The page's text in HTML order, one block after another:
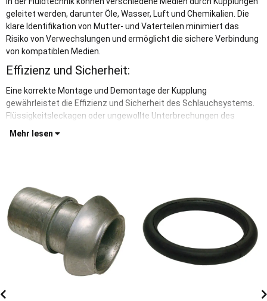
geleitet werden, darunter Öle, Wasser, Luft und Chemikalien. Die
klare Identifikation von Mutter- und Vaterteilen minimiert das
Risiko von Verwechslungen und ermöglicht die sichere Verbindung
von kompatiblen Medien.
Effizienz und Sicherheit:
Eine korrekte Montage und Demontage der Kupplung
gewährleistet die Effizienz und Sicherheit des Schlauchsystems.
Flüssigkeitsleckagen oder ungewollte Unterbrechungen des
Mehr lesen